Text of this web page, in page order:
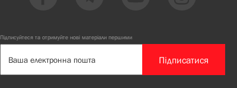
Підписуйтеся та отримуйте нові матеріали першими
Підписатися